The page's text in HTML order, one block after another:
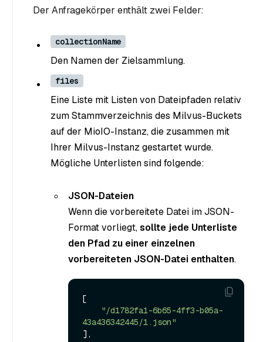
Der Anfragekörper enthält zwei Felder:
collectionName
Den Namen der Zielsammlung.
files
Eine Liste mit Listen von Dateipfaden relativ
zum Stammverzeichnis des Milvus-Buckets
auf der MioIO-Instanz, die zusammen mit
Ihrer Milvus-Instanz gestartet wurde.
Mögliche Unterlisten sind folgende:
JSON-Dateien
Wenn die vorbereitete Datei im JSON-
Format vorliegt,sollte jede Unterliste
den Pfad zu einer einzelnen
vorbereiteten JSON-Datei enthalten.
[
"/d1782fa1-6b65-4ff3-b05a-
43a436342445/1.json"